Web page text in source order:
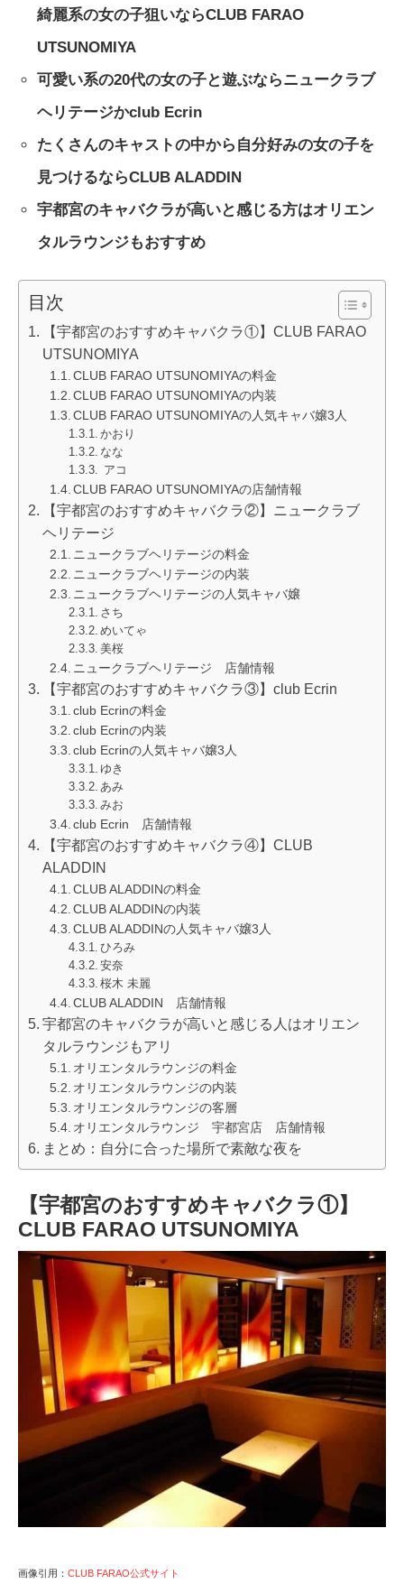
綺麗系の女の子狙いならCLUB FARAO
UTSUNOMIYA
可愛い系の20代の女の子と遊ぶならニュークラブ
ヘリテージかclub Ecrin
たくさんのキャストの中から自分好みの女の子を
見つけるならCLUB ALADDIN
宇都宮のキャバクラが高いと感じる方はオリエン
タルラウンジもおすすめ
目次
【宇都宮のおすすめキャバクラ①】CLUB FARAO
UTSUNOMIYA
CLUB FARAO UTSUNOMIYAの料金
CLUB FARAO UTSUNOMIYAの内装
CLUB FARAO UTSUNOMIYAの人気キャバ嬢3人
かおり
なな
アコ
CLUB FARAO UTSUNOMIYAの店舗情報
【宇都宮のおすすめキャバクラ②】ニュークラブ
ヘリテージ
ニュークラブヘリテージの料金
ニュークラブヘリテージの内装
ニュークラブヘリテージの人気キャバ嬢
さち
めいてゃ
美桜
ニュークラブヘリテージ 店舗情報
【宇都宮のおすすめキャバクラ③】club Ecrin
club Ecrinの料金
club Ecrinの内装
club Ecrinの人気キャバ嬢3人
ゆき
あみ
みお
club Ecrin 店舗情報
【宇都宮のおすすめキャバクラ④】CLUB
ALADDIN
CLUB ALADDINの料金
CLUB ALADDINの内装
CLUB ALADDINの人気キャバ嬢3人
ひろみ
安奈
桜木 未麗
CLUB ALADDIN 店舗情報
宇都宮のキャバクラが高いと感じる人はオリエン
タルラウンジもアリ
オリエンタルラウンジの料金
オリエンタルラウンジの内装
オリエンタルラウンジの客層
オリエンタルラウンジ 宇都宮店 店舗情報
まとめ：自分に合った場所で素敵な夜を
【宇都宮のおすすめキャバクラ①】
CLUB FARAO UTSUNOMIYA
画像引用： CLUB FARAO公式サイト